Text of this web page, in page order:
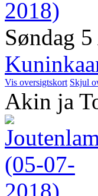
Søndag
Vis oversigtskort Skjul
Akin ja